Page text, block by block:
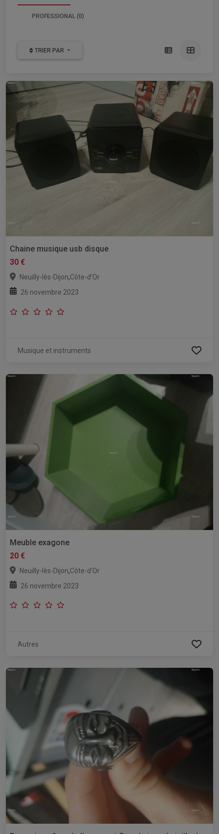
PROFESSIONAL (0)
TRIER PAR
Chaine musique usb disque
30 €
Neuilly-lès-Dijon,Côte-d'Or
26 novembre 2023
Musique et instruments
Meuble exagone
20 €
Neuilly-lès-Dijon,Côte-d'Or
26 novembre 2023
Autres